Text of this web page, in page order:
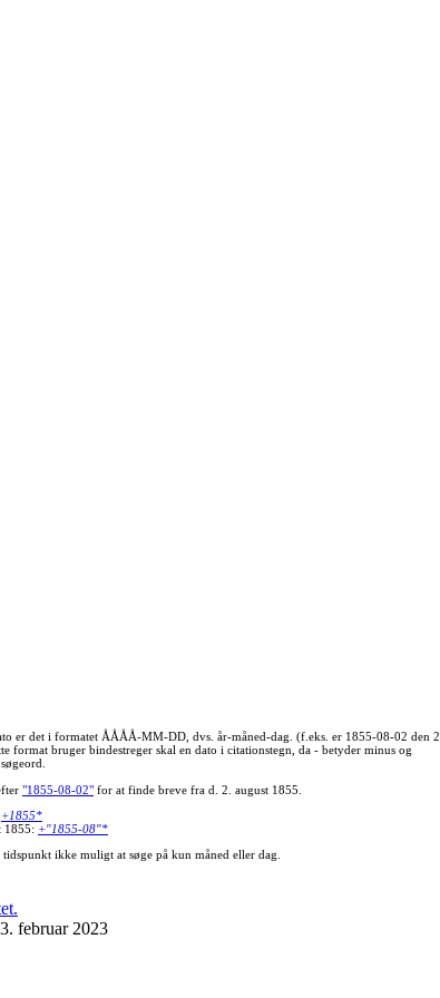
er det i formatet ÅÅÅÅ-MM-DD, dvs. år-måned-dag. (f.eks. er 1855-08-02 den 2.
format bruger bindestreger skal en dato i citationstegn, da - betyder minus og
"1855-08-02"for at finde breve fra d. 2. august 1855.
+1855*
1855: +"1855-08"*
ikke muligt at søge på kun måned eller dag.
februar 2023